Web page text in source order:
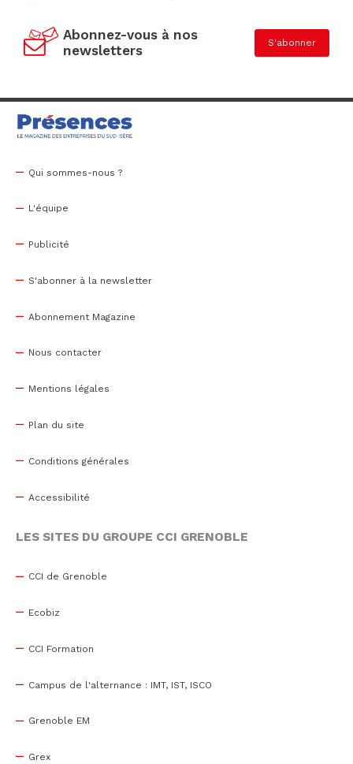
Abonnez-vous à nos
newsletters
S'abonner
Qui sommes-nous ?
L'équipe
Publicité
S'abonner à la newsletter
Abonnement Magazine
Nous contacter
Mentions légales
Plan du site
Conditions générales
Accessibilité
LES SITES DU GROUPE CCI GRENOBLE
CCI de Grenoble
Ecobiz
CCI Formation
Campus de l'alternance : IMT, IST, ISCO
Grenoble EM
Grex